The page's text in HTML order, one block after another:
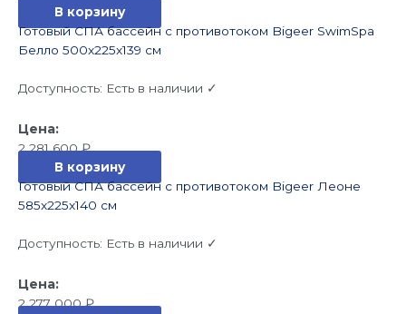
В корзину
Готовый СПА бассейн с противотоком Bigeer SwimSpa
Белло 500x225x139 см
Доступность: Есть в наличии ✓
2 281 600₽
В корзину
Готовый СПА бассейн с противотоком Bigeer Леоне
585x225x140 см
Доступность: Есть в наличии ✓
2 277 000₽